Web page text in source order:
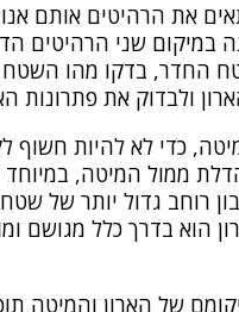
את הרהיטים אותם
שני הרהיטים
החדר, בדקו מהו
ולבדוק את פתרונות
כדי לא להיות חשוף
ממול המיטה,
רוחב גדול יותר של
הוא בדרך כלל מגושם
של הארון והמיטה